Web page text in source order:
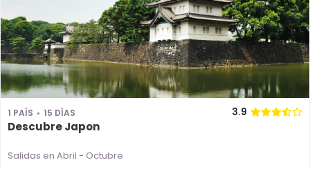
1 PAÍS 15 DÍAS 3.9
Descubre Japon
Salidas en Abril - Octubre